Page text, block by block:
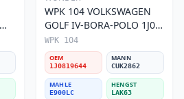
WPK 104 VOLKSWAGEN
GOLF IV-BORA-POLO 1J0
819 644 Polen Filtresi
WPK 104
OEM
1J0819644
MANN
CUK2862
MAHLE
E900LC
HENGST
LAK63